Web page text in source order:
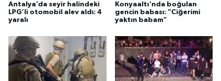
Antalya’da seyir halindeki
LPG’li otomobil alev aldı: 4
yaralı
Konyaaltı'nda boğulan
gencin babası: "Ciğerimi
yaktın babam"